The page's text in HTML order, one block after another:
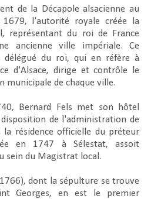
de la Décapole alsacienne au
1679, l'autorité royale créée la
représentant du roi de France
ancienne ville impériale. Ce
délégué du roi, qui en réfère à
d'Alsace, dirige et contrôle le
municipale de chaque ville.
Bernard Fels met son hôtel
de l'administration de
la résidence officielle du préteur
en 1747 à Sélestat, assoit
sein du Magistrat local.
dont la sépulture se trouve
Georges, en est le premier